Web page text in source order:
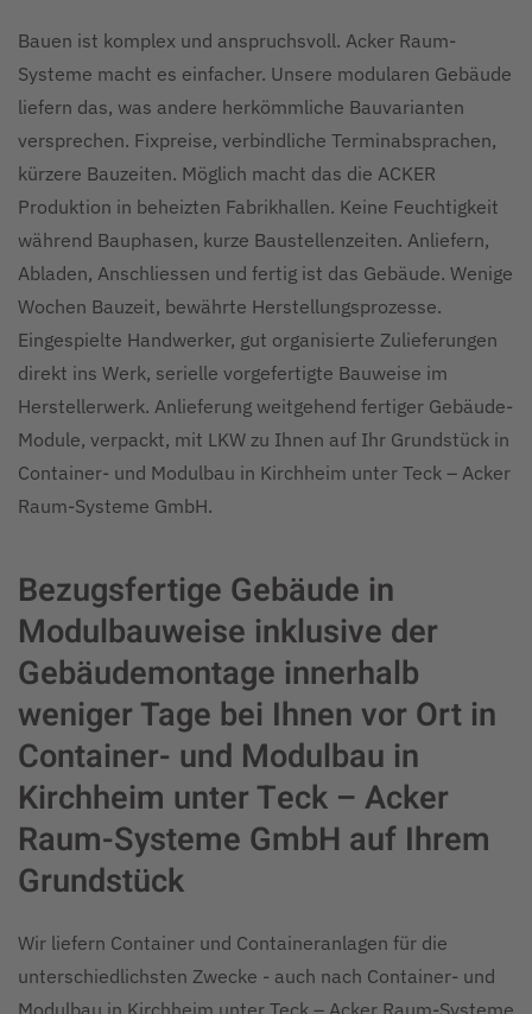
Bauen ist komplex und anspruchsvoll. Acker Raum-
Systeme macht es einfacher. Unsere modularen Gebäude
liefern das, was andere herkömmliche Bauvarianten
versprechen. Fixpreise, verbindliche Terminabsprachen,
kürzere Bauzeiten. Möglich macht das die ACKER
Produktion in beheizten Fabrikhallen. Keine Feuchtigkeit
während Bauphasen, kurze Baustellenzeiten. Anliefern,
Abladen, Anschliessen und fertig ist das Gebäude. Wenige
Wochen Bauzeit, bewährte Herstellungsprozesse.
Eingespielte Handwerker, gut organisierte Zulieferungen
direkt ins Werk, serielle vorgefertigte Bauweise im
Herstellerwerk. Anlieferung weitgehend fertiger Gebäude-
Module, verpackt, mit LKW zu Ihnen auf Ihr Grundstück in
Container- und Modulbau in Kirchheim unter Teck – Acker
Raum-Systeme GmbH.
Bezugsfertige Gebäude in
Modulbauweise inklusive der
Gebäudemontage innerhalb
weniger Tage bei Ihnen vor Ort in
Container- und Modulbau in
Kirchheim unter Teck – Acker
Raum-Systeme GmbH auf Ihrem
Grundstück
Wir liefern Container und Containeranlagen für die
unterschiedlichsten Zwecke - auch nach Container- und
Modulbau in Kirchheim unter Teck – Acker Raum-Systeme